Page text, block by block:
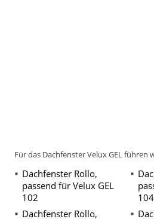
Für das Dachfenster Velux GEL führen
Dachfenster Rollo,
passend für Velux GEL
102
104
Dachfenster Rollo,